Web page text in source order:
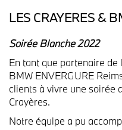
LES CRAYERES &
Soirée Blanche 2022
En tant que partenaire
BMW ENVERGURE
clients à vivre une soirée
Crayères.
Notre équipe a pu